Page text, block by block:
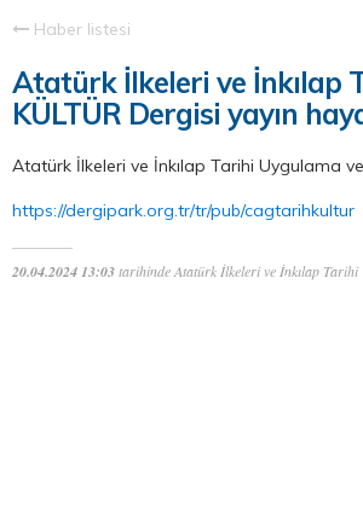
Haber listesi
Atatürk İlkeleri ve İnkılap
KÜLTÜR Dergisi yayın
Atatürk İlkeleri ve İnkılap Tarihi Uygulama ve
https://dergipark.org.tr/tr/pub/cagtarihkultur
20.04.2024 13:03tarihinde Atatürk İlkeleri ve İnkılap Tarihi